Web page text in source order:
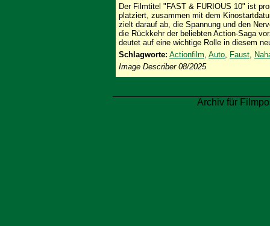
Der Filmtitel "FAST & FURIOUS 10" ist
platziert, zusammen mit dem
zielt darauf ab, die Spannung und den
die Rückkehr der beliebten Action-Saga
deutet auf eine wichtige Rolle in diesem
Schlagworte: Actionfilm, Auto, Faust,
Image Describer 08/2025
Archiv für